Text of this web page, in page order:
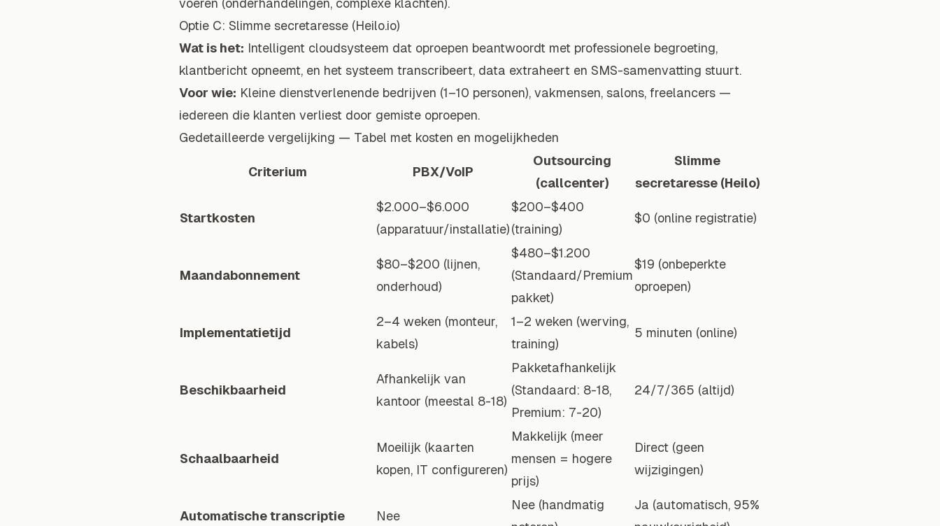
voeren (onderhandelingen, complexe klachten).
Optie C: Slimme secretaresse (Heilo.io)
Wat is het: Intelligent cloudsysteem dat oproepen beantwoordt met professionele begroeting,
klantbericht opneemt, en het systeem transcribeert, data extraheert en SMS-samenvatting stuurt.
Voor wie: Kleine dienstverlenende bedrijven (1–10 personen), vakmensen, salons, freelancers —
iedereen die klanten verliest door gemiste oproepen.
Gedetailleerde vergelijking — Tabel met kosten en mogelijkheden
Criterium PBX/VoIP
Outsourcing
(callcenter)
Slimme
secretaresse (Heilo)
Startkosten
$2.000–$6.000
(apparatuur/installatie)
$200–$400
(training)
$0 (online registratie)
Maandabonnement
$80–$200 (lijnen,
onderhoud)
$480–$1.200
(Standaard/Premium
pakket)
$19 (onbeperkte
oproepen)
Implementatietijd
2–4 weken (monteur,
kabels)
1–2 weken (werving,
training)
5 minuten (online)
Beschikbaarheid
Afhankelijk van
kantoor (meestal 8-18)
Pakketafhankelijk
(Standaard: 8-18,
Premium: 7-20)
24/7/365 (altijd)
Schaalbaarheid
Moeilijk (kaarten
kopen, IT configureren)
Makkelijk (meer
mensen = hogere
prijs)
Direct (geen
wijzigingen)
Automatische transcriptie Nee
Nee (handmatig
Ja (automatisch, 95%